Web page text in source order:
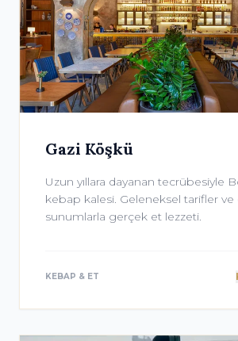
Gazi Köşkü
Uzun yıllara dayanan tecrübesiyle
kebap kalesi. Geleneksel tarifler ve
sunumlarla gerçek et lezzeti.
KEBAP & ET